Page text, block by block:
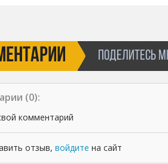
ПОДЕЛИТЕСЬ
(0):
комментарий
отзыв, войдите на сайт